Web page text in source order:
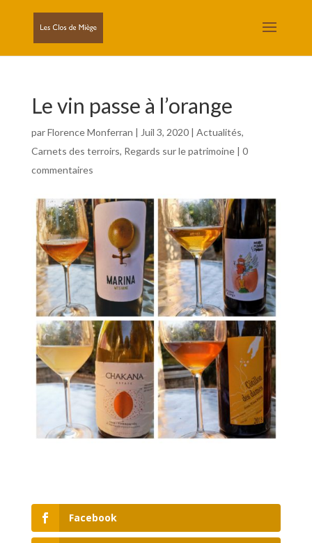
Le vin passe à l’orange
parFlorence Monferran | Juil 3, 2020| Actualités,
Carnets des terroirs, Regards sur le patrimoine| 0
commentaires
Facebook